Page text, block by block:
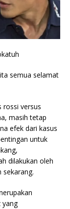
semua selamat
rossi versus
masih tetap
efek dari kasus
untuk
dilakukan oleh
sekarang.
yang